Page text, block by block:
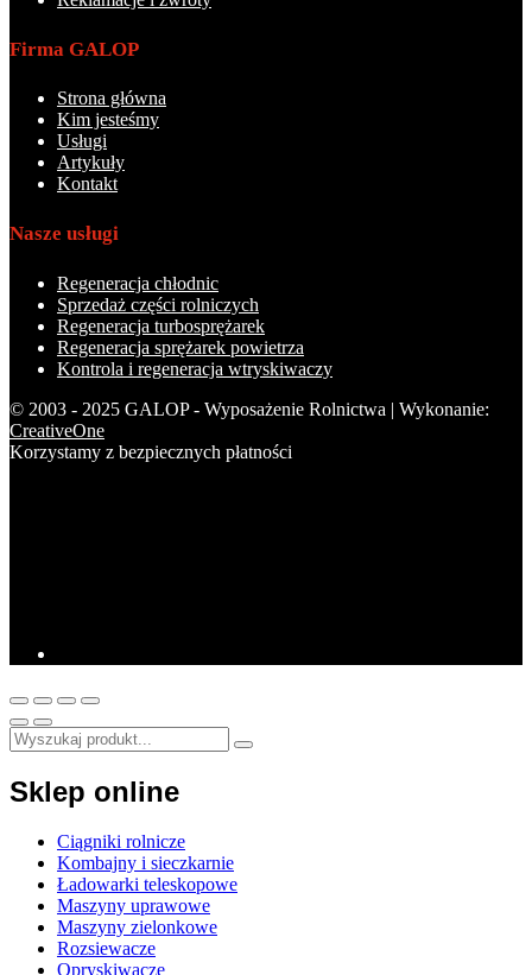
Firma GALOP
Strona główna
Kim jesteśmy
Usługi
Artykuły
Kontakt
Nasze usługi
Regeneracja chłodnic
Sprzedaż części rolniczych
Regeneracja turbosprężarek
Regeneracja sprężarek powietrza
Kontrola i regeneracja wtryskiwaczy
© 2003 - 2025 GALOP - Wyposażenie Rolnictwa | Wykonanie:
CreativeOne
Korzystamy z bezpiecznych płatności
Sklep online
Ciągniki rolnicze
Kombajny i sieczkarnie
Ładowarki teleskopowe
Maszyny uprawowe
Maszyny zielonkowe
Rozsiewacze
Opryskiwacze